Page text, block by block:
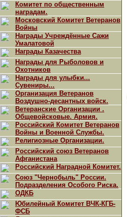
Комитет по общественным
наградам.
Московский Комитет Ветеранов
Войны
Награды Учреждённые Сажи
Умалатовой
Награды Казачества
Награды для Рыболовов и
Охотников
Награды для улыбки...
Сувениры...
Организация Ветеранов
Воздушно-десантных войск.
Ветеранские Организации .
Общевойсковые. Армия.
Российский Комитет Ветеранов
Войны и Военной Службы.
Религиозные Организации.
Российский союз Ветеранов
Афганистана
Российский Наградной Комитет.
Союз "Чернобыль" России.
Подразделения Особого Риска.
ОДКБ
Юбилейный Комитет ВЧК-КГБ-
ФСБ